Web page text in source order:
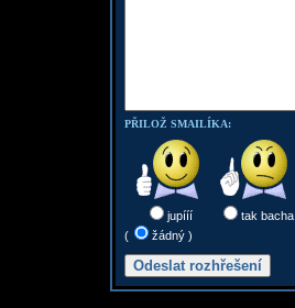
PŘILOŽ SMAILÍKA:
jupííí tak bacha
(
žádný )